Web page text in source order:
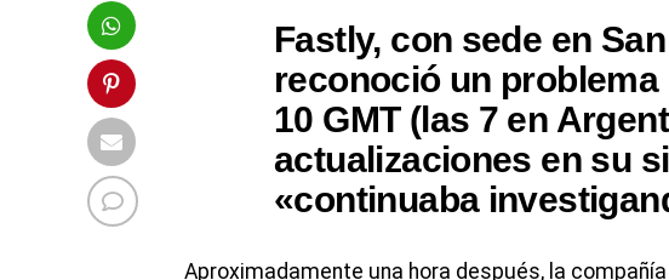
Fastly, con sede en
reconoció un
10 GMT (las 7 en
actualizaciones en su
«continuaba
Aproximadamente una hora después, la